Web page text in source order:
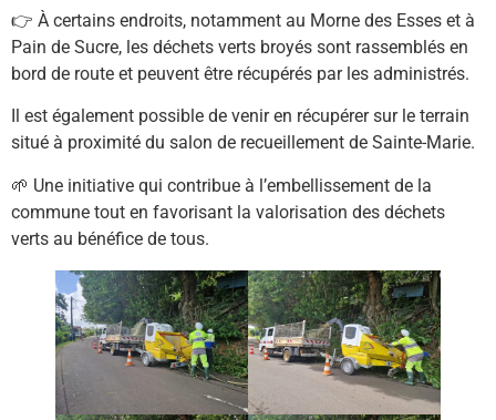
👉 À certains endroits, notamment au Morne des Esses et à
Pain de Sucre, les déchets verts broyés sont rassemblés en
bord de route et peuvent être récupérés par les administrés.
Il est également possible de venir en récupérer sur le terrain
situé à proximité du salon de recueillement de Sainte-Marie.
🌱 Une initiative qui contribue à l’embellissement de la
commune tout en favorisant la valorisation des déchets
verts au bénéfice de tous.